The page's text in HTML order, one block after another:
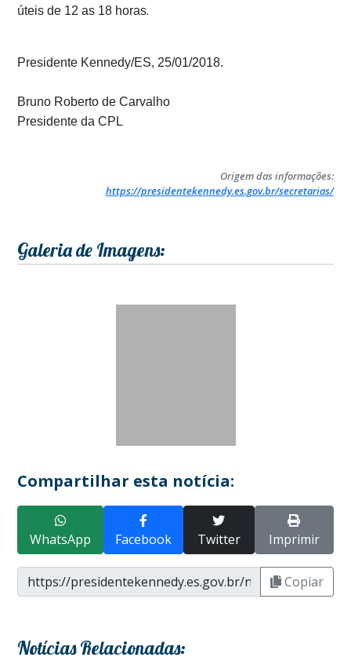
úteis de 12 as 18 horas.
Presidente Kennedy/ES, 25/01/2018.
Bruno Roberto de Carvalho
Presidente da CPL
Origem das informações:
https://presidentekennedy.es.gov.br/secretarias/
Galeria de Imagens:
Compartilhar esta notícia:
WhatsApp Facebook Twitter Imprimir
Copiar
Notícias Relacionadas: